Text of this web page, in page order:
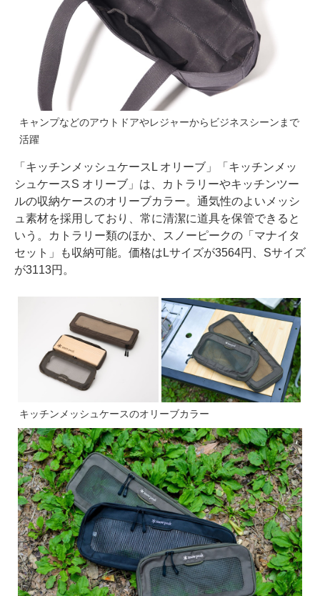
キャンプなどのアウトドアやレジャーからビジネスシーンまで
活躍
「キッチンメッシュケースL オリーブ」「キッチンメッ
シュケースS オリーブ」は、カトラリーやキッチンツー
ルの収納ケースのオリーブカラー。通気性のよいメッシ
ュ素材を採用しており、常に清潔に道具を保管できると
いう。カトラリー類のほか、スノーピークの「マナイタ
セット」も収納可能。価格はLサイズが3564円、Sサイズ
が3113円。
キッチンメッシュケースのオリーブカラー